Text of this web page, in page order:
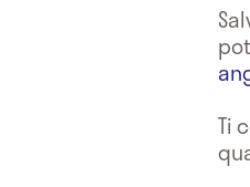
Ti